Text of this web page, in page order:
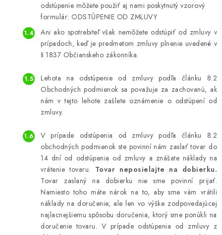
odstúpenie môžete použiť aj nami poskytnutý vzorový
formulár: ODSTÚPENIE OD ZMLUVY
Ani ako spotrebiteľ však nemôžete odstúpiť od zmluvy v
prípadoch, keď je predmetom zmluvy plnenie uvedené v
§ 1837 Občianskeho zákonníka.
Lehota na odstúpenie od zmluvy podľa článku 8.2
Obchodných podmienok sa považuje za zachovanú, ak
nám v tejto lehote zašlete oznámenie o odstúpení od
zmluvy.
V prípade odstúpenia od zmluvy podľa článku 8.2
obchodných podmienok ste povinní nám zaslať tovar do
14 dní od odstúpenia od zmluvy a znášate náklady na
vrátenie tovaru. Tovar neposielajte na dobierku.
Tovar zaslaný na dobierku nie sme povinní prijať.
Namiesto toho máte nárok na to, aby sme vám vrátili
náklady na doručenie, ale len vo výške zodpovedajúcej
najlacnejšiemu spôsobu doručenia, ktorý sme ponúkli na
doručenie tovaru. V prípade odstúpenia od zmluvy z